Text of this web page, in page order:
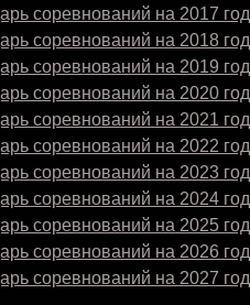
соревнований на 2017 год
соревнований на 2018 год
соревнований на 2019 год
соревнований на 2020 год
соревнований на 2021 год
соревнований на 2022 год
соревнований на 2023 год
соревнований на 2024 год
соревнований на 2025 год
соревнований на 2026 год
соревнований на 2027 год